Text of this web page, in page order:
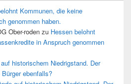
Kommunen, die keine
genommen haben.
Ober-roden zu Hessen belohnt
in Anspruch genommen
historischem Niedrigstand. Der
ebenfalls?